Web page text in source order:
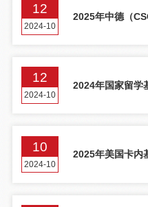
12
2024-10
2025年中德（
12
2024-10
2024年国家留学
10
2024-10
2025年美国卡内